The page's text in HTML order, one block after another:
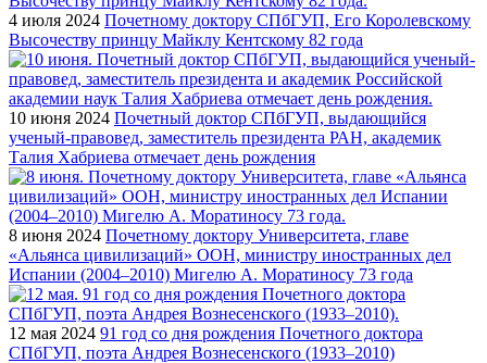
4 июля 2024 Почетному доктору СПбГУП, Его Королевскому
Высочеству принцу Майклу Кентскому 82 года
10 июня 2024 Почетный доктор СПбГУП, выдающийся
ученый-правовед, заместитель президента РАН, академик
Талия Хабриева отмечает день рождения
8 июня 2024 Почетному доктору Университета, главе
«Альянса цивилизаций» ООН, министру иностранных дел
Испании (2004–2010) Мигелю А. Моратиносу 73 года
12 мая 2024 91 год со дня рождения Почетного доктора
СПбГУП, поэта Андрея Вознесенского (1933–2010)